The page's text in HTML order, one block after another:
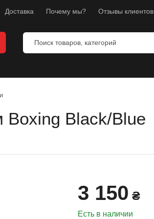
Доставка Почему мы? Отзывы клиентов
Boxing Black/Blue
3 150 ₴
Есть в наличии